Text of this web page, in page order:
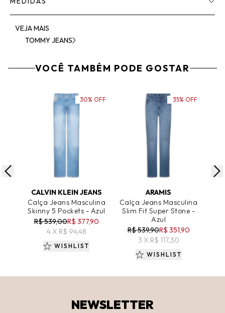
VEJA MAIS
TOMMY JEANS
VOCÊ TAMBÉM PODE GOSTAR
ADICIONAR AO CARRINHO
CALVIN KLEIN JEANS
Calça Jeans Masculina
Skinny 5 Pockets - Azul
R$ 539,00R$ 377,90
4 X R$ 94,48
30% OFF
WISHLIST
ADICIONAR AO CARRINHO
ARAMIS
Calça Jeans Masculina
Slim Fit Super Stone -
Azul
R$ 539,90R$ 351,90
3 X R$ 117,30
35% OFF
WISHLIST
NEWSLETTER